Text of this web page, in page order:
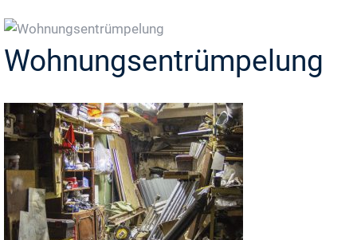
Wohnungsentrümpelung